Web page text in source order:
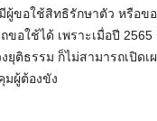
ขอใช้สิทธิรักษาตัว หรือข
อใช้ได้ เพราะเมื่อปี
ยุติธรรม ก็ไม่สามารถเปิด
ผู้ต้องขัง